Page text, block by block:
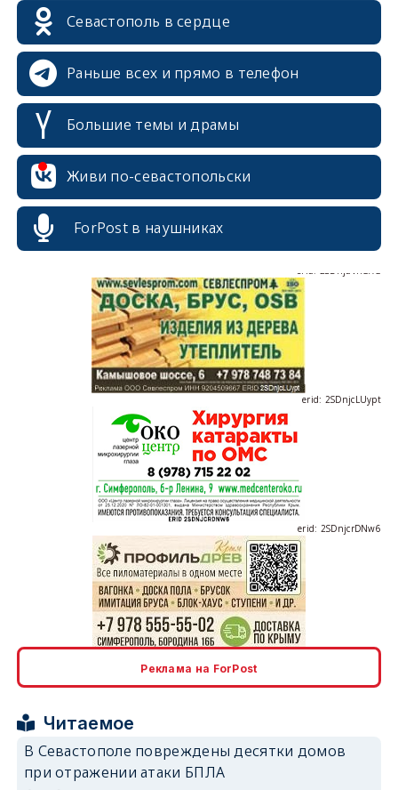
Севастополь в сердце
Раньше всех и прямо в телефон
Большие темы и драмы
Живи по-севастопольски
ForPost в наушниках
erid: 2SDnjcrDNw6
erid: 2SDnjcLUypt
erid: 2SDnjcrDNw6
erid: 2SDnjdPjgYS
Реклама на ForPost
Читаемое
В Севастополе повреждены десятки домов
при отражении атаки БПЛА